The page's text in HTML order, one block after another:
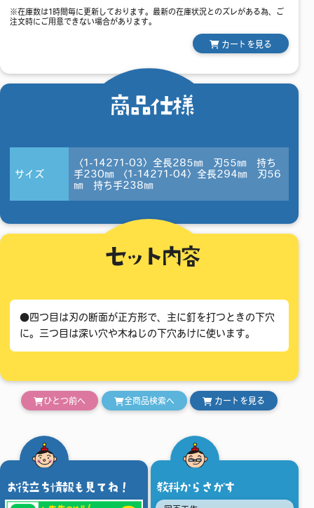
お役立ち情報も見てね！ 教科からさがす
※在庫数は1時間毎に更新しております。最新の在庫状況とのズレがある為、ご
注文時にご用意できない場合があります。
カートを見る
商品仕様
サイズ
〈1-14271-03〉全長285㎜ 刃55㎜ 持ち
手230㎜ 〈1-14271-04〉全長294㎜ 刃56
㎜ 持ち手238㎜
セット内容
●四つ目は刃の断面が正方形で、主に釘を打つときの下穴
に。三つ目は深い穴や木ねじの下穴あけに使います。
ひとつ前へ 全商品検索へ カートを見る